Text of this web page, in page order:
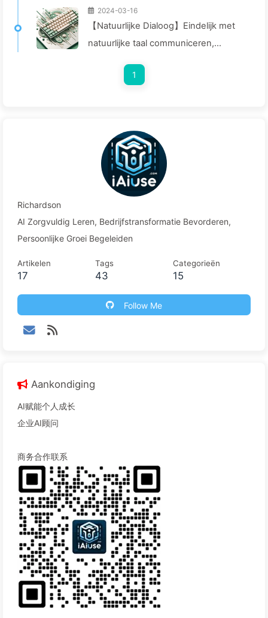
2024-03-16
【Natuurlijke Dialoog】Eindelijk met
natuurlijke taal communiceren,
programmeren? — Leer AI Langzaam
1
Richardson
AI Zorgvuldig Leren, Bedrijfstransformatie Bevorderen,
Persoonlijke Groei Begeleiden
Artikelen
17
Tags
43
Categorieën
15
Follow Me
Aankondiging
AI赋能个人成长
企业AI顾问
商务合作联系